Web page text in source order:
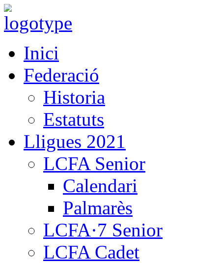
Inici
Federació
Historia
Estatuts
Lligues 2021
LCFA Senior
Calendari
Palmarès
LCFA·7 Senior
LCFA Cadet